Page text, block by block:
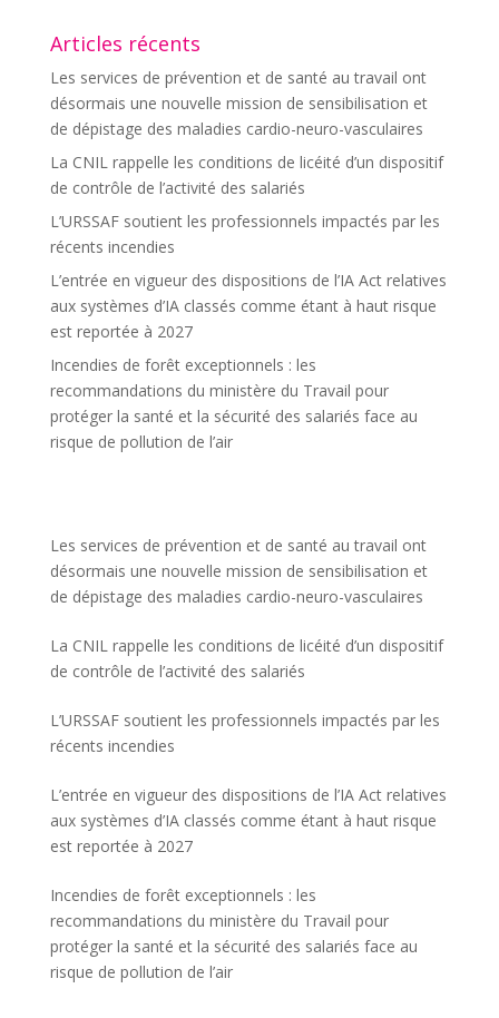
Articles récents
Les services de prévention et de santé au travail ont
désormais une nouvelle mission de sensibilisation et
de dépistage des maladies cardio-neuro-vasculaires
La CNIL rappelle les conditions de licéité d’un dispositif
de contrôle de l’activité des salariés
L’URSSAF soutient les professionnels impactés par les
récents incendies
L’entrée en vigueur des dispositions de l’IA Act relatives
aux systèmes d’IA classés comme étant à haut risque
est reportée à 2027
Incendies de forêt exceptionnels : les
recommandations du ministère du Travail pour
protéger la santé et la sécurité des salariés face au
risque de pollution de l’air
Les services de prévention et de santé au travail ont
désormais une nouvelle mission de sensibilisation et
de dépistage des maladies cardio-neuro-vasculaires
La CNIL rappelle les conditions de licéité d’un dispositif
de contrôle de l’activité des salariés
L’URSSAF soutient les professionnels impactés par les
récents incendies
L’entrée en vigueur des dispositions de l’IA Act relatives
aux systèmes d’IA classés comme étant à haut risque
est reportée à 2027
Incendies de forêt exceptionnels : les
recommandations du ministère du Travail pour
protéger la santé et la sécurité des salariés face au
risque de pollution de l’air